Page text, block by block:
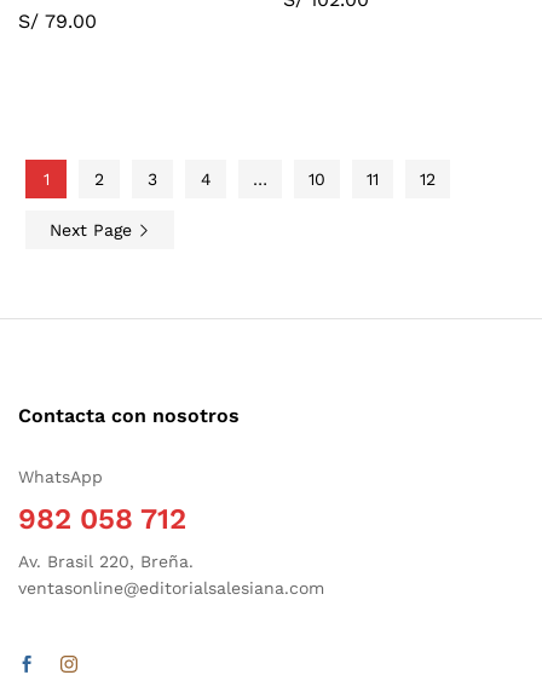
S/ 79.00
1 2 3 4 … 10 11 12
Next Page
Contacta con nosotros
WhatsApp
982 058 712
Av. Brasil 220, Breña.
ventasonline@editorialsalesiana.com